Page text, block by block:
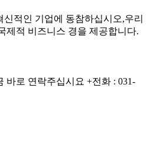
적인 기업에 동참하십시오,우리
제적 비즈니스 경을 제공합니다.
바로 연락주십시요 +전화 : 031-